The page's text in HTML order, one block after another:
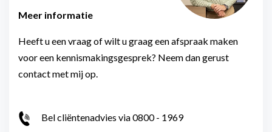
Meer informatie
Heeft u een vraag of wilt u graag een afspraak maken
voor een kennismakingsgesprek? Neem dan gerust
contact met mij op.
Bel cliëntenadvies via 0800 - 1969